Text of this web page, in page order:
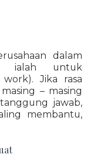
dalam
ialah untuk
Jika rasa
– masing
jawab,
membantu,